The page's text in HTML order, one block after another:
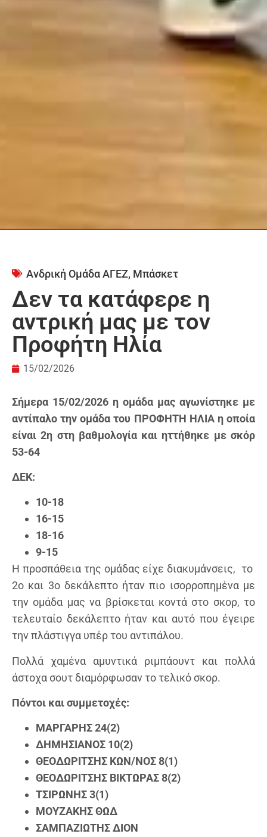
Ανδρική Ομάδα ΑΓΕΖ, Μπάσκετ
Δεν τα κατάφερε η
αντρική μας με τον
Προφήτη Ηλία
15/02/2026
Σήμερα 15/02/2026 η ομάδα μας αγωνίστηκε με
αντίπαλο την ομάδα του ΠΡΟΦΗΤΗ ΗΛΙΑ η οποία
είναι 2η στη βαθμολογία και ηττήθηκε με σκόρ
53-64
ΔΕΚ:
10-18
16-15
18-16
9-15
Η προσπάθεια της ομάδας είχε διακυμάνσεις, το
2ο και 3ο δεκάλεπτο ήταν πιο ισορροπημένα με
την ομάδα μας να βρίσκεται κοντά στο σκορ, το
τελευταίο δεκάλεπτο ήταν και αυτό που έγειρε
την πλάστιγγα υπέρ του αντιπάλου.
Πολλά χαμένα αμυντικά ριμπάουντ και πολλά
άστοχα σουτ διαμόρφωσαν το τελικό σκορ.
Πόντοι και συμμετοχές:
ΜΑΡΓΑΡΗΣ 24(2)
ΔΗΜΗΣΙΑΝΟΣ 10(2)
ΘΕΟΔΩΡΙΤΣΗΣ ΚΩΝ/ΝΟΣ 8(1)
ΘΕΟΔΩΡΙΤΣΗΣ ΒΙΚΤΩΡΑΣ 8(2)
ΤΣΙΡΩΝΗΣ 3(1)
ΜΟΥΖΑΚΗΣ ΘΩΔ
ΣΑΜΠΑΖΙΩΤΗΣ ΔΙΟΝ